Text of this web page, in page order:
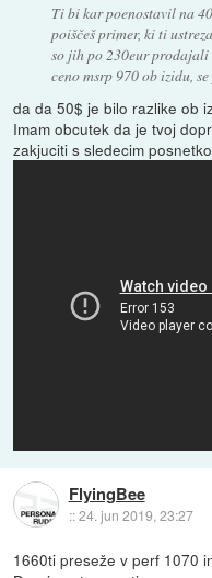
Ti bi kar poenostavil na
poiščeš primer, ki ti
so jih po 230eur prodajali
ceno msrp 970 ob izidu,
da da 50$ je bilo razlike ob
Imam obcutek da je tvoj
zakjuciti s sledecim
FlyingBee
::24. jun 2019, 23:27
1660ti preseže v perf 1070